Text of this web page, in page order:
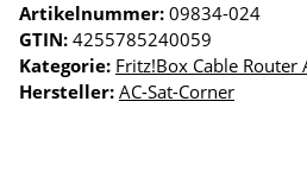
Artikelnummer: 09834-024
GTIN: 4255785240059
Kategorie: Fritz!Box Cable Router
Hersteller: AC-Sat-Corner